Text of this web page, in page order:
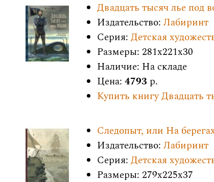
Двадцать тысяч лье под
Издательство: Лабиринт
Серия: Детская
Размеры: 281x221x30
Наличие: На складе
Цена: 4793 р.
Купить книгу Двадцать
Следопыт, или На
Издательство: Лабиринт
Серия: Детская
Размеры: 279x225x37